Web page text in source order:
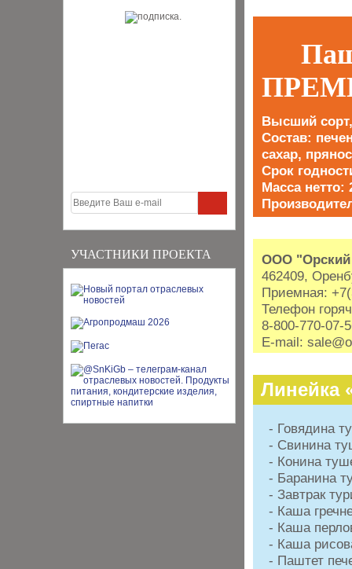
УЧАСТНИКИ ПРОЕКТА
Высший
Состав:
сахар,
Срок
Масса нетто:
ООО "Орский
462409,
Приемная:
Телефон
8-800-770-07-
E-mail:
Линейка
- Говядина
- Свинина
- Конина
- Баранина
- Завтрак
- Каша
- Каша
- Каша
- Паштет